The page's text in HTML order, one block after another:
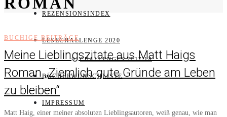
REZENSIONSINDEX
LESECHALLENGE 2020
CHALLENGES 2017/18
BÜCHERWUNSCHLISTE
IMPRESSUM
BUCHIGE BEITRÄGE
Meine Lieblingszitate aus Matt Haigs
Roman „Ziemlich gute Gründe am Leben
zu bleiben“
Matt Haig, einer meiner absoluten Lieblingsautoren, weiß genau, wie man